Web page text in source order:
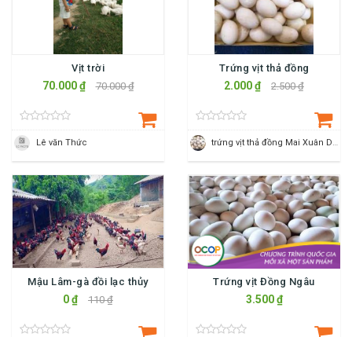
Vịt trời
70.000 ₫ 70.000 ₫
Lê văn Thức
Trứng vịt thả đồng
2.000 ₫ 2.500 ₫
Mậu Lâm-gà đồi lạc thủy
0 ₫ 110 ₫
Trứng vịt Đồng Ngâu
3.500 ₫